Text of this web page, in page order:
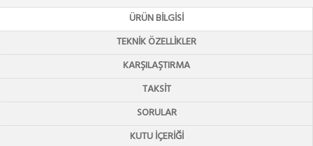
ÜRÜN BILGISI
TEKNIK ÖZELLIKLER
KARŞILAŞTIRMA
TAKSIT
SORULAR
KUTU İÇERIĞI